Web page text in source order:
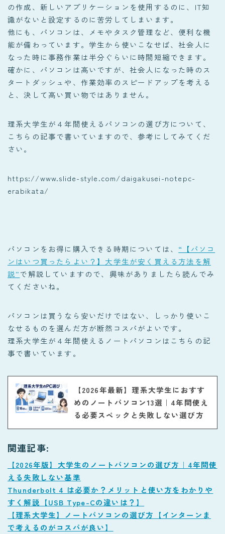
の作成、新しいアプリケーションを使用するのに、IT知
識がないと設定するのに苦労してしまいます。
他にも、パソコンは、メモやタスク管理など、便利な機
能が備わっています。学生から使いこなせば、社会人に
なった時に事務作業は半分ぐらいに時間短縮できます。
確かに、パソコンは高いですが、社会人になった時のス
タートダッシュや、作業効率のスピードアップを考える
と、決して高い買い物ではありません。
理系大学生が４年間使えるパソコンの選び方について、
こちらの記事で書いていますので、参考にしてみてくだ
さい。
https://www.slide-style.com/daigakusei-notepc-
erabikata/
パソコンをお得に購入できる時期については、 “【パソコ
ンはいつ買ったらよい？】大学生が安く買える方法を解
説”で解説していますので、興味がありましたら読んでみ
てくださいね。
パソコンは買うなら安いだけではない、しっかり使いこ
なせるものを選んだ方が断然コスパがよいです。
理系大学生が４年間使えるノートパソコンはこちらの記
事で書いています。
【2026年最新】理系大学生におすす
めのノートパソコン13選｜4年間使え
る必要スペックと失敗しない選び方
関連記事:
【2026年版】大学生のノートパソコンの選び方｜4年間使
える失敗しない基準
Thunderbolt 4 は必要か？メリットと使い方をわかりや
すく解説【USB Type-Cの違いは？】
【理系大学生】ノートパソコンの選び方【インターンま
で考えるのがコスパが良い】